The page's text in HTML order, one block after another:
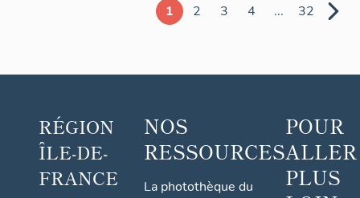
1 2 3 4 ... 32
RÉGION
ÎLE-DE-
FRANCE
NOS
RESSOURCES
La photothèque du
POUR
ALLER
PLUS